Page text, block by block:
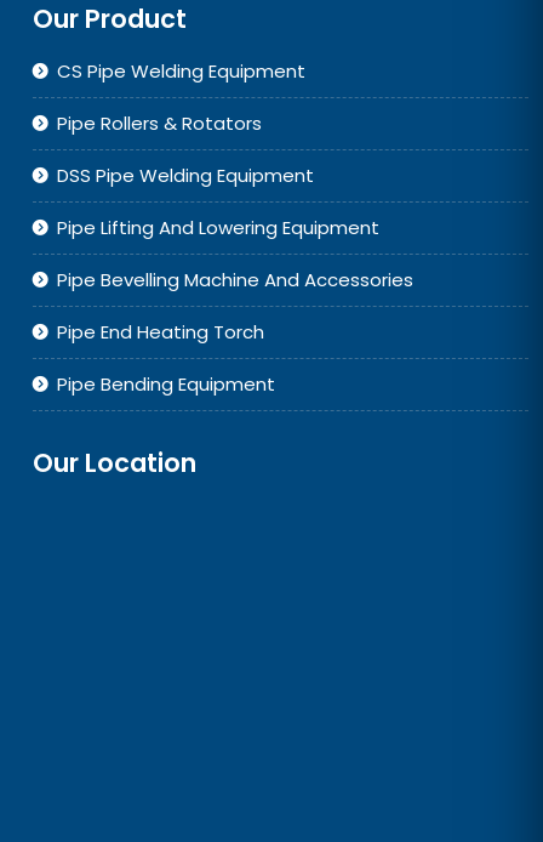
Our Product
CS Pipe Welding Equipment
Pipe Rollers & Rotators
DSS Pipe Welding Equipment
Pipe Lifting And Lowering Equipment
Pipe Bevelling Machine And Accessories
Pipe End Heating Torch
Pipe Bending Equipment
Our Location